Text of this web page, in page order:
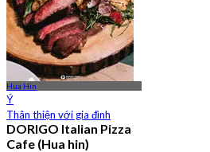
Hua Hin
Ý
Thân thiện với gia đình
DORIGO Italian Pizza
Cafe (Hua hin)